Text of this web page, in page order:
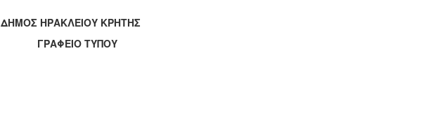
ΔΗΜΟΣ ΗΡΑΚΛΕΙΟΥ ΚΡΗΤΗΣ
ΓΡΑΦΕΙΟ ΤΥΠΟΥ